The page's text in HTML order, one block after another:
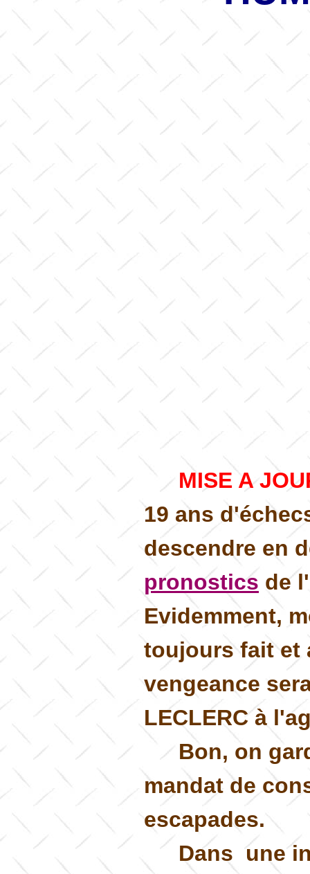
MISE A
19 ans
descendre en
pronostics de
Evidemment,
toujours fait et
vengeance
LECLERC à
Bon, on
mandat de
escapades.
Dans une